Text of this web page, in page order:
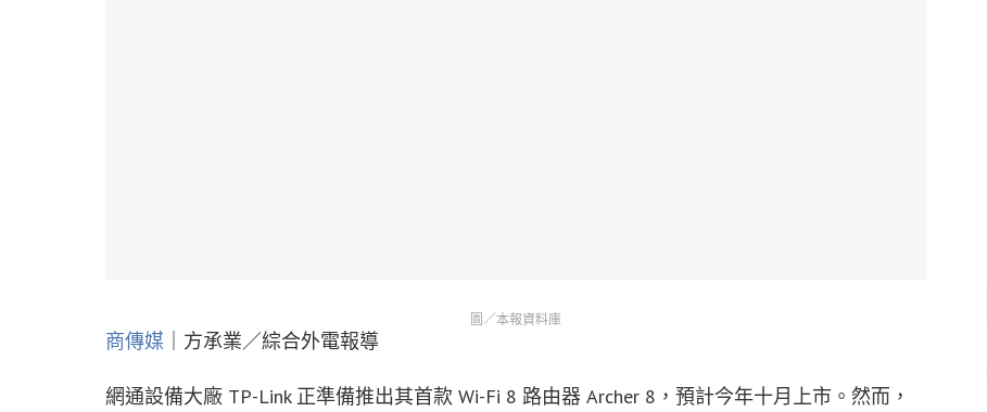
圖／本報資料庫
商傳媒 ｜方承業／綜合外電報導
網通設備大廠 TP-Link 正準備推出其首款 Wi-Fi 8 路由器 Archer 8，預計今年十月上市。然而，